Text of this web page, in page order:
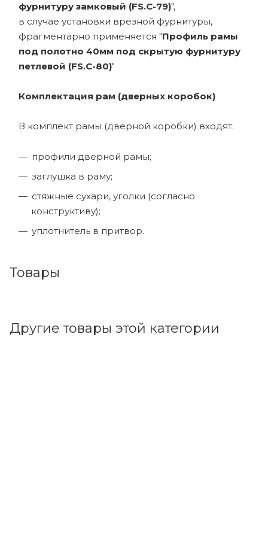
фурнитуру замковый (FS.С-79)",
в случае установки врезной фурнитуры,
фрагментарно применяется "Профиль рамы
под полотно 40мм под скрытую фурнитуру
петлевой (FS.С-80)"
Комплектация рам (дверных коробок)
В комплект рамы (дверной коробки) входят:
профили дверной рамы;
заглушка в раму;
стяжные сухари, уголки (согласно
конструктиву);
уплотнитель в притвор.
Товары
Другие товары этой категории